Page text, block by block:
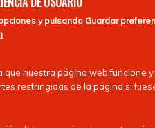
(55)
y pulsando Guardar
nuestra página web funcione
restringidas de la página si